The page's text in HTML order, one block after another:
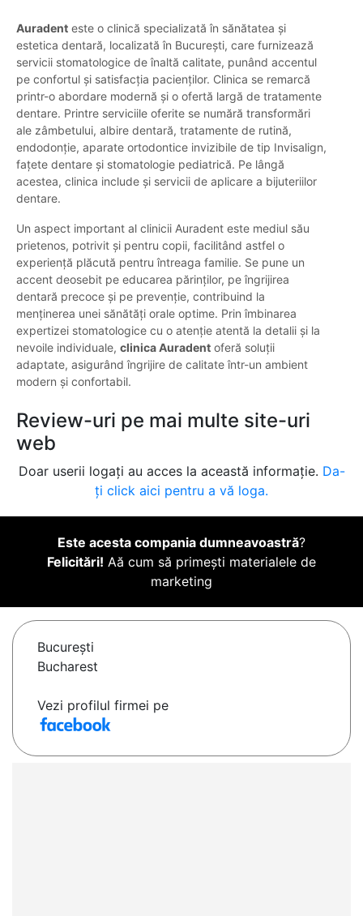
Auradent este o clinică specializată în sănătatea și
estetica dentară, localizată în București, care furnizează
servicii stomatologice de înaltă calitate, punând accentul
pe confortul și satisfacția pacienților. Clinica se remarcă
printr-o abordare modernă și o ofertă largă de tratamente
dentare. Printre serviciile oferite se numără transformări
ale zâmbetului, albire dentară, tratamente de rutină,
endodonție, aparate ortodontice invizibile de tip Invisalign,
fațete dentare și stomatologie pediatrică. Pe lângă
acestea, clinica include și servicii de aplicare a bijuteriilor
dentare.
Un aspect important al clinicii Auradent este mediul său
prietenos, potrivit și pentru copii, facilitând astfel o
experiență plăcută pentru întreaga familie. Se pune un
accent deosebit pe educarea părinților, pe îngrijirea
dentară precoce și pe prevenție, contribuind la
menținerea unei sănătăți orale optime. Prin îmbinarea
expertizei stomatologice cu o atenție atentă la detalii și la
nevoile individuale, clinica Auradent oferă soluții
adaptate, asigurând îngrijire de calitate într-un ambient
modern și confortabil.
Review-uri pe mai multe site-uri
web
Doar userii logați au acces la această informație. Da-
ți click aici pentru a vă loga.
Este acesta compania dumneavoastră?
Felicitări! Aă cum să primești materialele de
marketing
Bucureşti
Bucharest
Vezi profilul firmei pe